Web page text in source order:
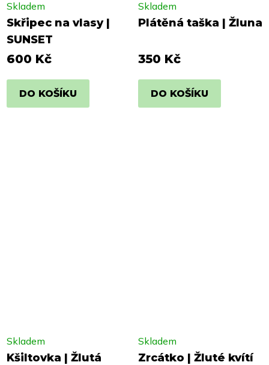
Skřipec na vlasy |
SUNSET
Skladem
600 Kč
DO KOŠÍKU
Plátěná taška | Žluna
Skladem
350 Kč
DO KOŠÍKU
Kšiltovka | Žlutá
Skladem
Zrcátko | Žluté kvítí
Skladem